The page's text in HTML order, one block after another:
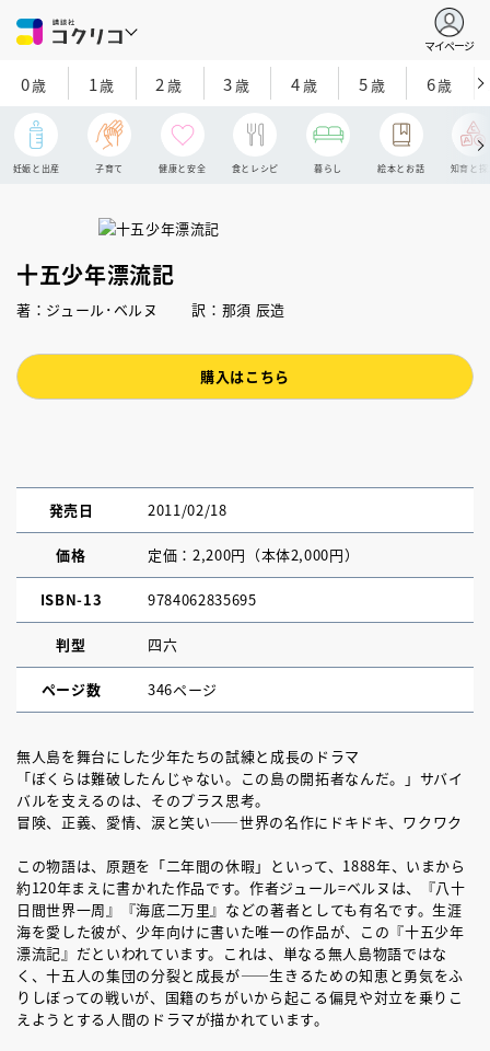
マイページ
0歳 1歳 2 歳 3歳 4歳 5歳 6歳
妊娠と出産 子育て 健康と安全 食とレシピ 暮らし 絵本とお話 知育と探
十五少年漂流記
著：ジュール･ベルヌ 訳：那須 辰造
購入はこちら
発売日 2011/02/18
価格 定価：2,200円（本体2,000円）
ISBN-13 9784062835695
判型 四六
ページ数 346ページ
無人島を舞台にした少年たちの試練と成長のドラマ
「ぼくらは難破したんじゃない。この島の開拓者なんだ。」サバイ
バルを支えるのは、そのプラス思考。
冒険、正義、愛情、涙と笑い――世界の名作にドキドキ、ワクワク
この物語は、原題を「二年間の休暇」といって、1888年、いまから
約120年まえに書かれた作品です。作者ジュール=ベルヌは、『八十
日間世界一周』『海底二万里』などの著者としても有名です。生涯
海を愛した彼が、少年向けに書いた唯一の作品が、この『十五少年
漂流記』だといわれています。これは、単なる無人島物語ではな
く、十五人の集団の分裂と成長が――生きるための知恵と勇気をふ
りしぼっての戦いが、国籍のちがいから起こる偏見や対立を乗りこ
えようとする人間のドラマが描かれています。